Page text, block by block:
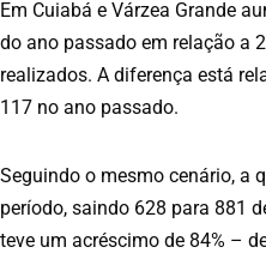
Em Cuiabá e Várzea Grande
do ano passado em relação a
realizados. A diferença está
117 no ano passado.
Seguindo o mesmo cenário, a
período, saindo 628 para 881
teve um acréscimo de 84% –